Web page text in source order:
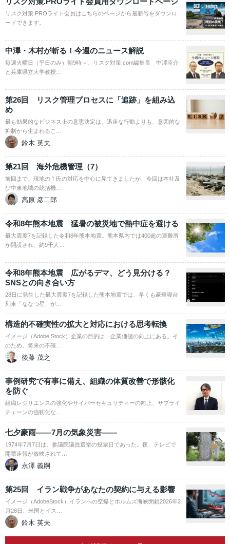
リスク対策.PROライト会員はこちらのページから最新号をダウンロ
ードできます。
中澤・木村が斬る！今週のニュース解説
毎週火曜日（平日のみ）朝9時～、リスク対策.com編集長 中澤幸介
と兵庫県立大学教授…
第26回 リスク管理プロセスに「追跡」を組み込
め
最も効果的なビジネス上の意思決定は、迅速な行動よりも、意図的な
抑制から生まれるこ…
鈴木 英夫
第21回 海外危機管理（7）
前回まで、現地のＴ氏の対応を中心に見てきましたが、今回は本社及
び中東地域の統括機…
高原 彦二郎
令和8年熊本地震 猛暑の被災地で熱中症を避ける
最大震度7を記録した令和8年熊本地震。熊本県内では400超の避難所
が開設され、約9千人…
令和8年熊本地震 広がるデマ、どう見分ける？
SNSとの向き合い方
28日に発生した最大震度7を記録した熊本地震では、早くも豪華寝台
列車「ななつ星」が…
構造的不確実性の拡大と対応における思考転換
イメージ（Adobe Stock）企業の目的は、企業価値の向上にある。そ
のため、将来の不確…
後藤 茂之
事例研究で有事に備え、組織の体質改善で形骸化
を防ぐ
組織レジリエンスの強化やサイバーセキュリティーの向上、サプライ
チェーンの強靭化な…
七夕豪雨――7月の気象災害――
1974年7月7日は、参議院議員選挙の投票日であった。夜、テレビで
開票速報が放映されて…
永澤 義嗣
第25回 イラン戦争があなたの契約に与える影響
イメージ（AdobeStock）イランへの空爆とホルムズ海峡閉鎖2026年2
月28日、米国とイス…
鈴木 英夫